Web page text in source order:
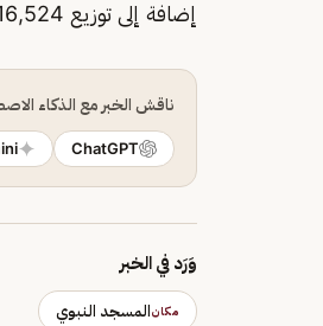
إضافة إلى توزيع 216,524 وجبة إفطار صائم في الأماكن المخصصة لإفطار الصائمين في المسجد النبوي.
ناقش الخبر مع الذكاء
ChatGPT
وَرَد في الخبر
مكانالمسجد النبوي